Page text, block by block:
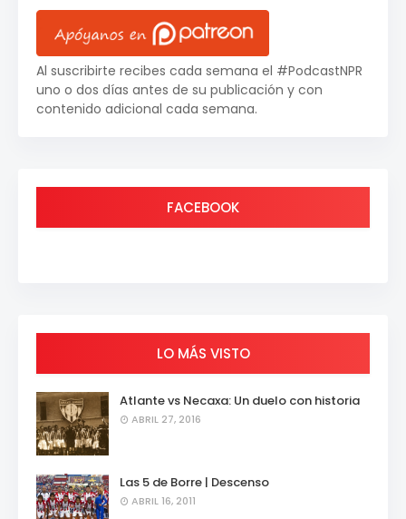
Al suscribirte recibes cada semana el #PodcastNPR
uno o dos días antes de su publicación y con
contenido adicional cada semana.
FACEBOOK
LO MÁS VISTO
Atlante vs Necaxa: Un duelo con historia
ABRIL 27, 2016
Las 5 de Borre | Descenso
ABRIL 16, 2011